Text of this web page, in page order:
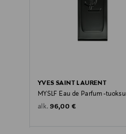
YVES SAINT LAURENT
MYSLF Eau de Parfum -tuoksu
alk. Original Price
96,00 €